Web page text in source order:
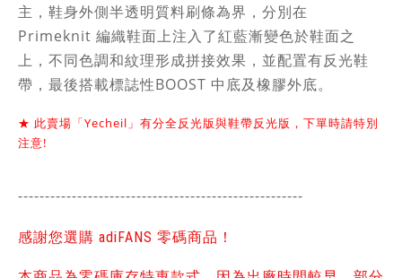
主，鞋身外側半透明質料刷條為界，分別在
Primeknit 編織鞋面上注入了紅藍漸變色於鞋面之
上，不同色調和紋理形成拼接效果，並配置有反光鞋
帶，最後搭載標誌性BOOST 中底及橡膠外底。
★ 此賣場「Yecheil」有分全反光版與鞋帶反光版，下單時請特別
注意!
-----------------------------------------------------
感謝您選購 adiFANS 零碼商品！